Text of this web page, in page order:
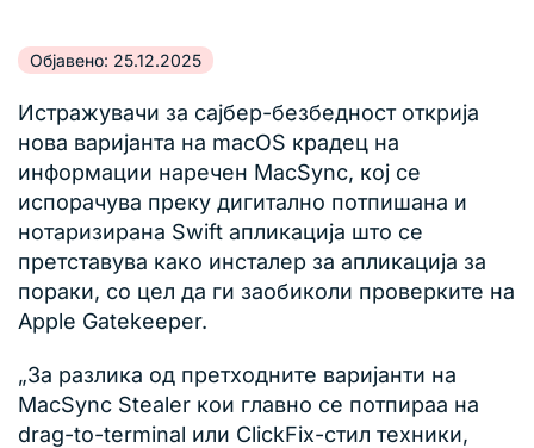
Објавено: 25.12.2025
Истражувачи за сајбер-безбедност открија
нова варијанта на macOS крадец на
информации наречен MacSync, кој се
испорачува преку дигитално потпишана и
нотаризирана Swift апликација што се
претставува како инсталер за апликација за
пораки, со цел да ги заобиколи проверките на
Apple Gatekeeper.
„За разлика од претходните варијанти на
MacSync Stealer кои главно се потпираа на
drag-to-terminal или ClickFix-стил техники,